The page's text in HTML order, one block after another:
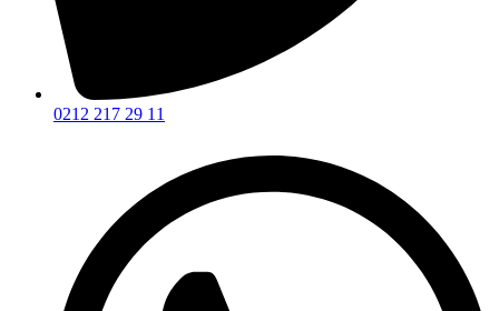
0212 217 29 11